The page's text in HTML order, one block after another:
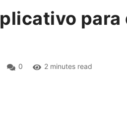
0 2 minutes read